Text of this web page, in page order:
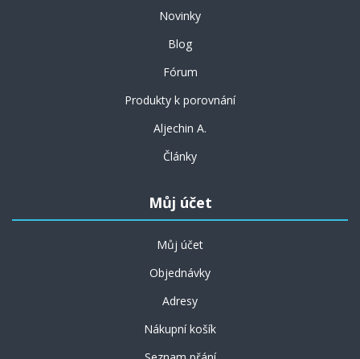
Novinky
Blog
Fórum
Produkty k porovnání
Aljechin A.
Články
Můj účet
Můj účet
Objednávky
Adresy
Nákupní košík